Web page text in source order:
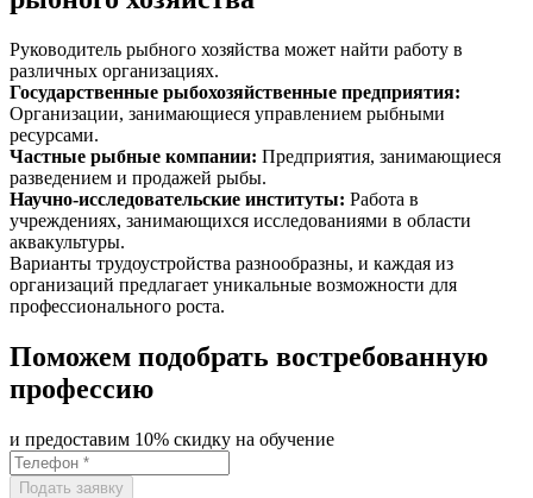
Руководитель рыбного хозяйства может найти работу в
различных организациях.
Государственные рыбохозяйственные предприятия:
Организации, занимающиеся управлением рыбными
ресурсами.
Частные рыбные компании: Предприятия, занимающиеся
разведением и продажей рыбы.
Научно-исследовательские институты: Работа в
учреждениях, занимающихся исследованиями в области
аквакультуры.
Варианты трудоустройства разнообразны, и каждая из
организаций предлагает уникальные возможности для
профессионального роста.
Поможем подобрать востребованную
профессию
и предоставим 10% скидку на обучение
Подать заявку